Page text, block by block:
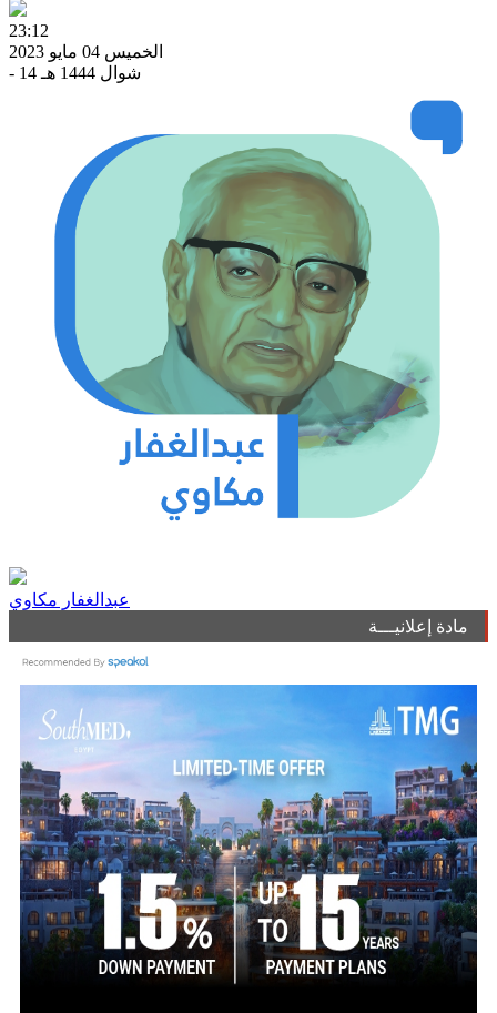
23:12
الخميس 04 مايو 2023
- 14 شوال 1444 هـ
عبدالغفار مكاوي
مادة إعلانيـــة